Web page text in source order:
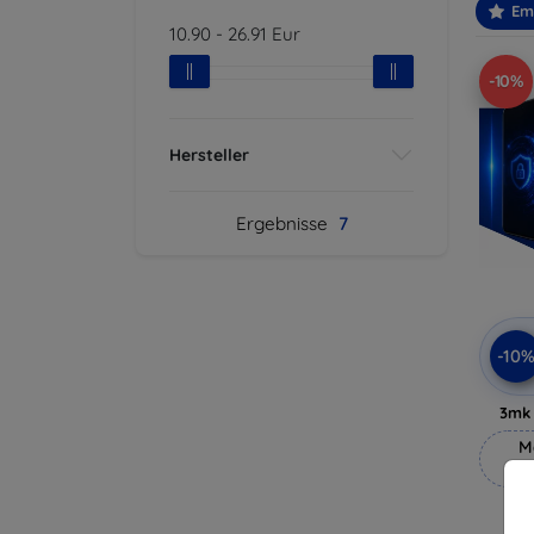
10.90 - 26.91 Eur
Hersteller
Ergebnisse 7
-10%
-10%